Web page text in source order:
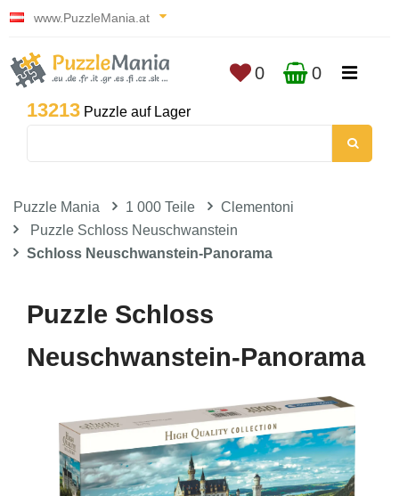
www.PuzzleMania.at
13213 Puzzle auf Lager
0 0
Puzzle Mania 1 000 Teile
Clementoni
Puzzle Schloss Neuschwanstein
Schloss Neuschwanstein-Panorama
Puzzle Schloss
Neuschwanstein-Panorama